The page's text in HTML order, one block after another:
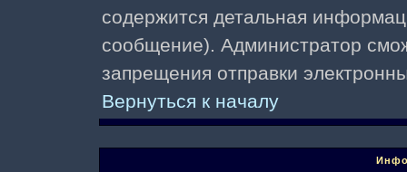
содержится детальная
сообщение). Администратор
запрещения отправки
Вернуться к началу